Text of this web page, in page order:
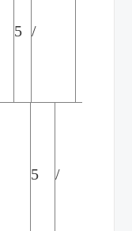
5 /
5 /